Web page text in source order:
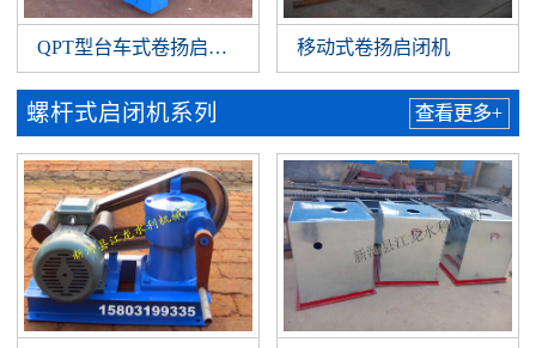
QPT型台车式卷扬启闭机 移动式卷扬启闭机
螺杆式启闭机系列 查看更多+